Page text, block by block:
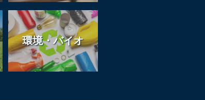
環境・バイオ